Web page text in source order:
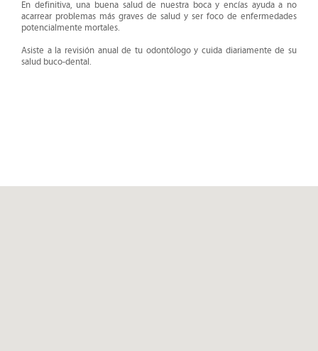
En definitiva, una buena salud de nuestra boca y encías ayuda a no
acarrear problemas más graves de salud y ser foco de enfermedades
potencialmente mortales.
Asiste a la revisión anual de tu odontólogo y cuida diariamente de su
salud buco-dental.